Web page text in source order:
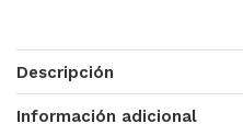
Descripción
Información adicional